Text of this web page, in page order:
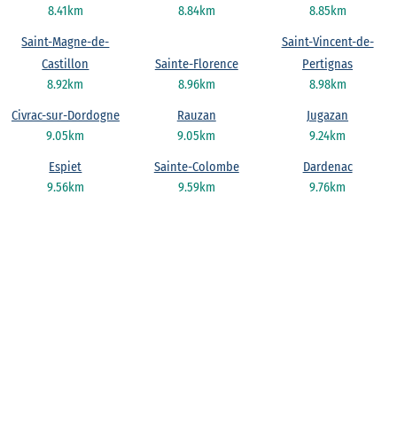
8.41km
8.84km
8.85km
8.92km
Saint-Magne-de-
Castillon
8.96km
Sainte-Florence
8.98km
Saint-Vincent-de-
Pertignas
9.05km
Civrac-sur-Dordogne
9.05km
Rauzan
9.24km
Jugazan
9.56km
Espiet
9.59km
Sainte-Colombe
9.76km
Dardenac